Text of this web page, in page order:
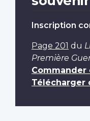
Inscription
Page 201 du
Première
Commander
Télécharger